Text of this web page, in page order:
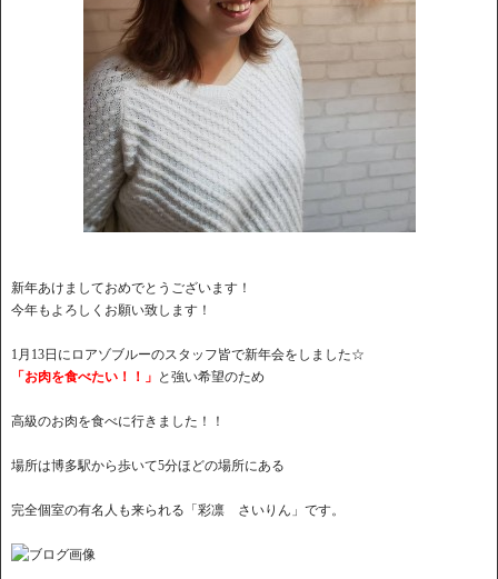
新年あけましておめでとうございます！
今年もよろしくお願い致します！
1月13日にロアゾブルーのスタッフ皆で新年会をしました☆
「お肉を食べたい！！」 と強い希望のため
高級のお肉を食べに行きました！！
場所は博多駅から歩いて5分ほどの場所にある
完全個室の有名人も来られる「彩凛 さいりん」です。